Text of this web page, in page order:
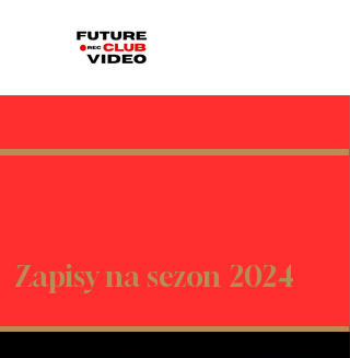
Zapisy na sezon 2024